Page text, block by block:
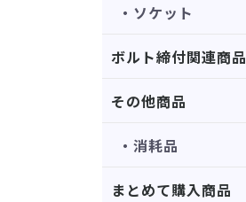
・ソケット
ボルト締付関連商品
その他商品
・消耗品
まとめて購入商品